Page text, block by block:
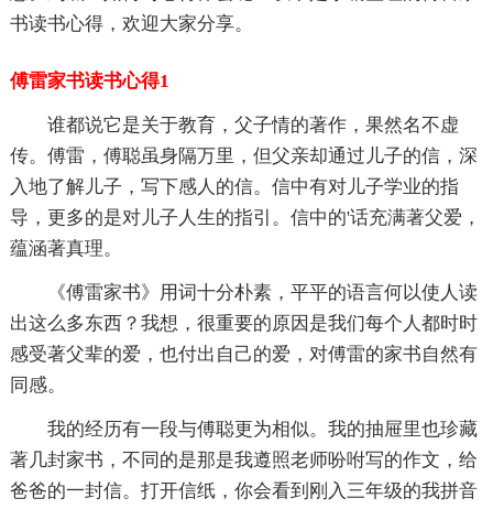
书读书心得，欢迎大家分享。
傅雷家书读书心得1
谁都说它是关于教育，父子情的著作，果然名不虚
传。傅雷，傅聪虽身隔万里，但父亲却通过儿子的信，深
入地了解儿子，写下感人的信。信中有对儿子学业的指
导，更多的是对儿子人生的指引。信中的'话充满著父爱，
蕴涵著真理。
《傅雷家书》用词十分朴素，平平的语言何以使人读
出这么多东西？我想，很重要的原因是我们每个人都时时
感受著父辈的爱，也付出自己的爱，对傅雷的家书自然有
同感。
我的经历有一段与傅聪更为相似。我的抽屉里也珍藏
著几封家书，不同的是那是我遵照老师吩咐写的作文，给
爸爸的一封信。打开信纸，你会看到刚入三年级的我拼音